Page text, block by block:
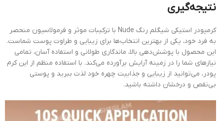
نتیجه‌گیری
کرمپودر استیکی شیگلم رنگ Nude با ترکیبات موثر و فرمولاسیون منحصر
به فرد خود، یکی از بهترین انتخاب‌ها برای زیبایی و طراوت پوست شماست.
این محصول با پوشش‌دهی بالا، ماندگاری طولانی و استفاده آسان، تمامی
نیازهای شما را در زمینه آرایش برآورده می‌کند. با استفاده منظم از این کرم
پودر، می‌توانید از زیبایی و جذابیت چهره خود لذت ببرید و پوستی
بی‌نقص و درخشان داشته باشید.